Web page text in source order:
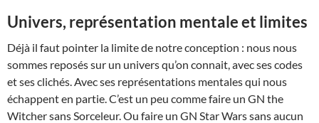
Univers, représentation mentale et limites
Déjà il faut pointer la limite de notre conception : nous nous
sommes reposés sur un univers qu’on connait, avec ses codes
et ses clichés. Avec ses représentations mentales qui nous
échappent en partie. C’est un peu comme faire un GN the
Witcher sans Sorceleur. Ou faire un GN Star Wars sans aucun